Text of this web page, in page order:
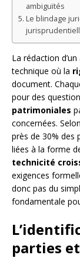
ambiguïtés
Le blindage
La rédaction
technique où la
document.
pour des
patrimoniales
concernées.
près de 30% des
liées à la forme
technicité
exigences
donc pas du
fondamentale
parties et